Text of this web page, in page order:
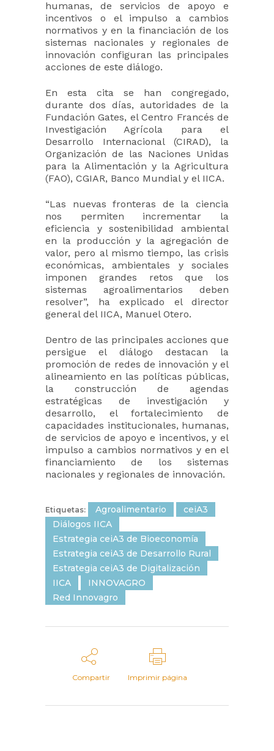
humanas, de servicios de apoyo e
incentivos o el impulso a cambios
normativos y en la financiación de los
sistemas nacionales y regionales de
innovación configuran las principales
acciones de este diálogo.
En esta cita se han congregado,
durante dos días, autoridades de la
Fundación Gates, el Centro Francés de
Investigación Agrícola para el
Desarrollo Internacional (CIRAD), la
Organización de las Naciones Unidas
para la Alimentación y la Agricultura
(FAO), CGIAR, Banco Mundial y el IICA.
“Las nuevas fronteras de la ciencia
nos permiten incrementar la
eficiencia y sostenibilidad ambiental
en la producción y la agregación de
valor, pero al mismo tiempo, las crisis
económicas, ambientales y sociales
imponen grandes retos que los
sistemas agroalimentarios deben
resolver”, ha explicado el director
general del IICA, Manuel Otero.
Dentro de las principales acciones que
persigue el diálogo destacan la
promoción de redes de innovación y el
alineamiento en las políticas públicas,
la construcción de agendas
estratégicas de investigación y
desarrollo, el fortalecimiento de
capacidades institucionales, humanas,
de servicios de apoyo e incentivos, y el
impulso a cambios normativos y en el
financiamiento de los sistemas
nacionales y regionales de innovación.
Etiquetas: Agroalimentario
ceiA3
Diálogos IICA
Estrategia ceiA3 de Bioeconomía
Estrategia ceiA3 de Desarrollo Rural
Estrategia ceiA3 de Digitalización
IICA
INNOVAGRO
Red Innovagro
Compartir Imprimir página